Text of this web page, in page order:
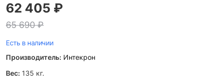
65 690 ₽
62 405 ₽
Есть в наличии
Производитель: Интекрон
Вес: 135 кг.